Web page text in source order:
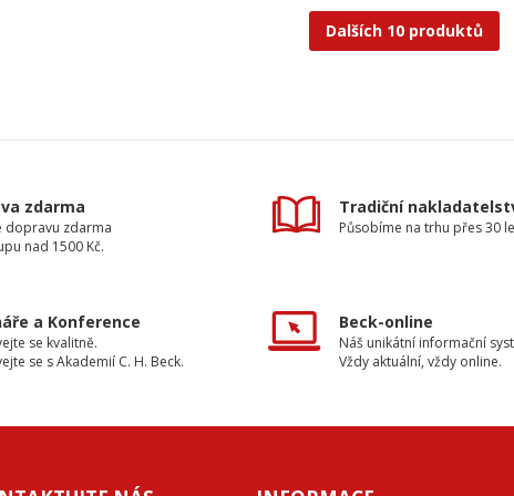
Dalších 10 produktů
zdarma
dopravu zdarma
nad 1500 Kč.
Tradiční
Působíme na trhu přes 30
a Konference
se kvalitně.
se s Akademií C. H. Beck.
Beck-online
Náš unikátní informační
Vždy aktuální, vždy online.